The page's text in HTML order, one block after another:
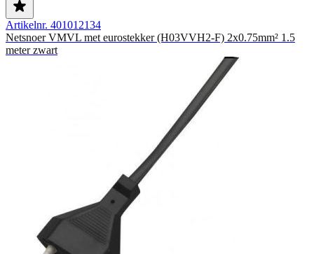
Artikelnr. 401012134
Netsnoer VMVL met eurostekker (H03VVH2-F) 2x0.75mm² 1.5
meter zwart